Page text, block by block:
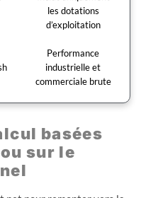
les dotations
d’exploitation
Performance
industrielle et
commerciale brute
basées
sur le